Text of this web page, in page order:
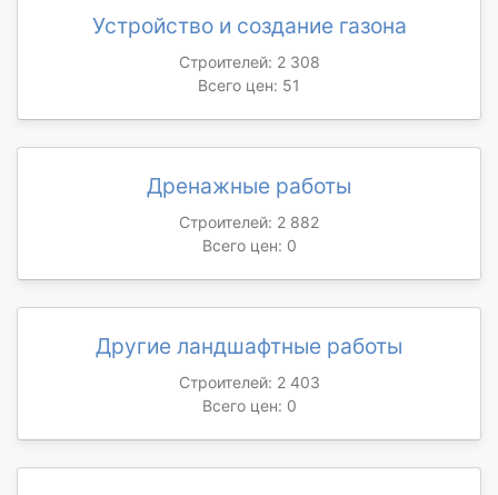
Устройство и создание газона
Строителей: 2 308
Всего цен: 51
Дренажные работы
Строителей: 2 882
Всего цен: 0
Другие ландшафтные работы
Строителей: 2 403
Всего цен: 0